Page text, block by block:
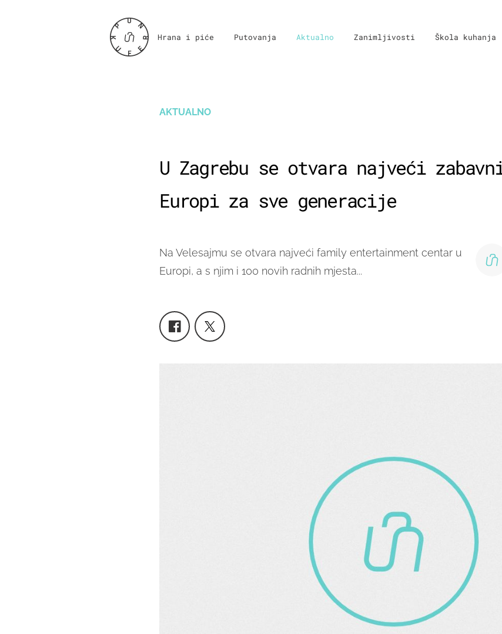
Hrana i piće Putovanja Aktualno Zanimljivosti Škola kuhanja
AKTUALNO
U Zagrebu se otvara najveći
Europi za sve generacije
Na Velesajmu se otvara najveći family entertainment centar u
Europi, a s njim i 100 novih radnih mjesta...